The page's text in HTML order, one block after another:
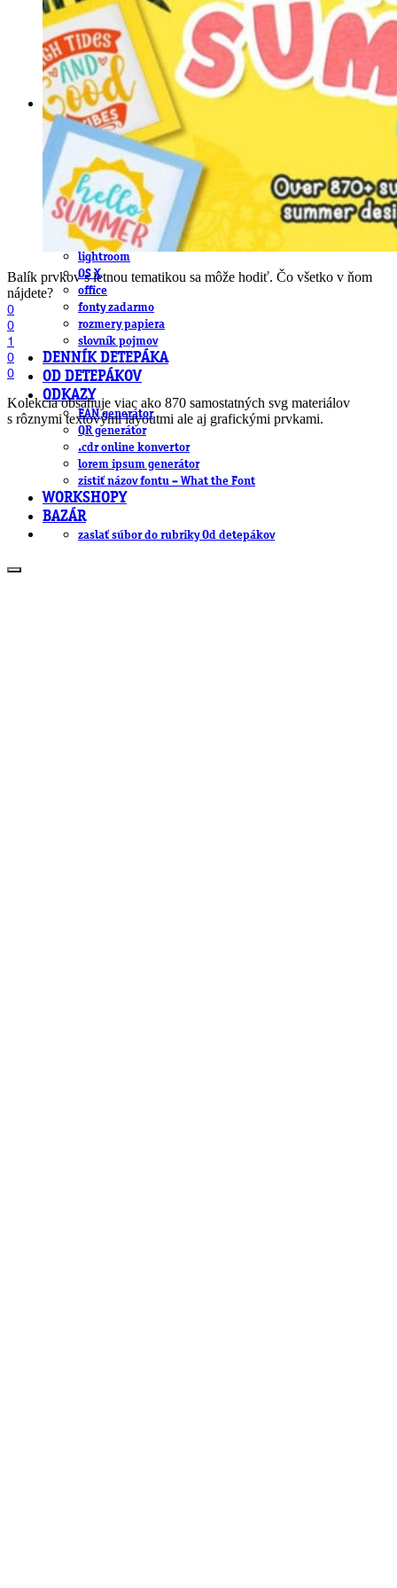
obludárium
video
pracovné ponuky
DeTePe [dtp]
ZÁKAZKY
FREE
NÁVODY
základy DTP
pre klientov
pdf, ps, acrobat, distiller
fonty, písmo, typografia
farby a color management návody
indesign
photoshop
illustrator
lightroom
OS X
office
fonty zadarmo
rozmery papiera
slovník pojmov
DENNÍK DETEPÁKA
OD DETEPÁKOV
ODKAZY
EAN generátor
QR generátor
.cdr online konvertor
lorem ipsum generátor
zistiť názov fontu – What the Font
WORKSHOPY
BAZÁR
zaslať súbor do rubriky Od detepákov
Balík prvkov s letnou tematikou sa môže hodiť. Čo všetko v ňom
nájdete?
0
0
1
0
0
Kolekcia obsahuje viac ako 870 samostatných svg materiálov
s rôznymi textovými layoutmi ale aj grafickými prvkami.